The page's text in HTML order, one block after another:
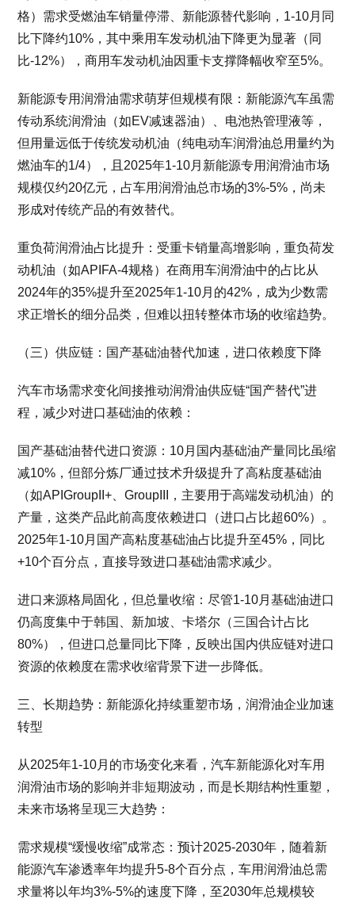
格）需求受燃油车销量停滞、新能源替代影响，1-10月同
比下降约10%，其中乘用车发动机油下降更为显著（同
比-12%），商用车发动机油因重卡支撑降幅收窄至5%。
新能源专用润滑油需求萌芽但规模有限：新能源汽车虽需
传动系统润滑油（如EV减速器油）、电池热管理液等，
但用量远低于传统发动机油（纯电动车润滑油总用量约为
燃油车的1/4），且2025年1-10月新能源专用润滑油市场
规模仅约20亿元，占车用润滑油总市场的3%-5%，尚未
形成对传统产品的有效替代。
重负荷润滑油占比提升：受重卡销量高增影响，重负荷发
动机油（如APIFA-4规格）在商用车润滑油中的占比从
2024年的35%提升至2025年1-10月的42%，成为少数需
求正增长的细分品类，但难以扭转整体市场的收缩趋势。
（三）供应链：国产基础油替代加速，进口依赖度下降
汽车市场需求变化间接推动润滑油供应链“国产替代”进
程，减少对进口基础油的依赖：
国产基础油替代进口资源：10月国内基础油产量同比虽缩
减10%，但部分炼厂通过技术升级提升了高粘度基础油
（如APIGroupII+、GroupIII，主要用于高端发动机油）的
产量，这类产品此前高度依赖进口（进口占比超60%）。
2025年1-10月国产高粘度基础油占比提升至45%，同比
+10个百分点，直接导致进口基础油需求减少。
进口来源格局固化，但总量收缩：尽管1-10月基础油进口
仍高度集中于韩国、新加坡、卡塔尔（三国合计占比
80%），但进口总量同比下降，反映出国内供应链对进口
资源的依赖度在需求收缩背景下进一步降低。
三、长期趋势：新能源化持续重塑市场，润滑油企业加速
转型
从2025年1-10月的市场变化来看，汽车新能源化对车用
润滑油市场的影响并非短期波动，而是长期结构性重塑，
未来市场将呈现三大趋势：
需求规模“缓慢收缩”成常态：预计2025-2030年，随着新
能源汽车渗透率年均提升5-8个百分点，车用润滑油总需
求量将以年均3%-5%的速度下降，至2030年总规模较